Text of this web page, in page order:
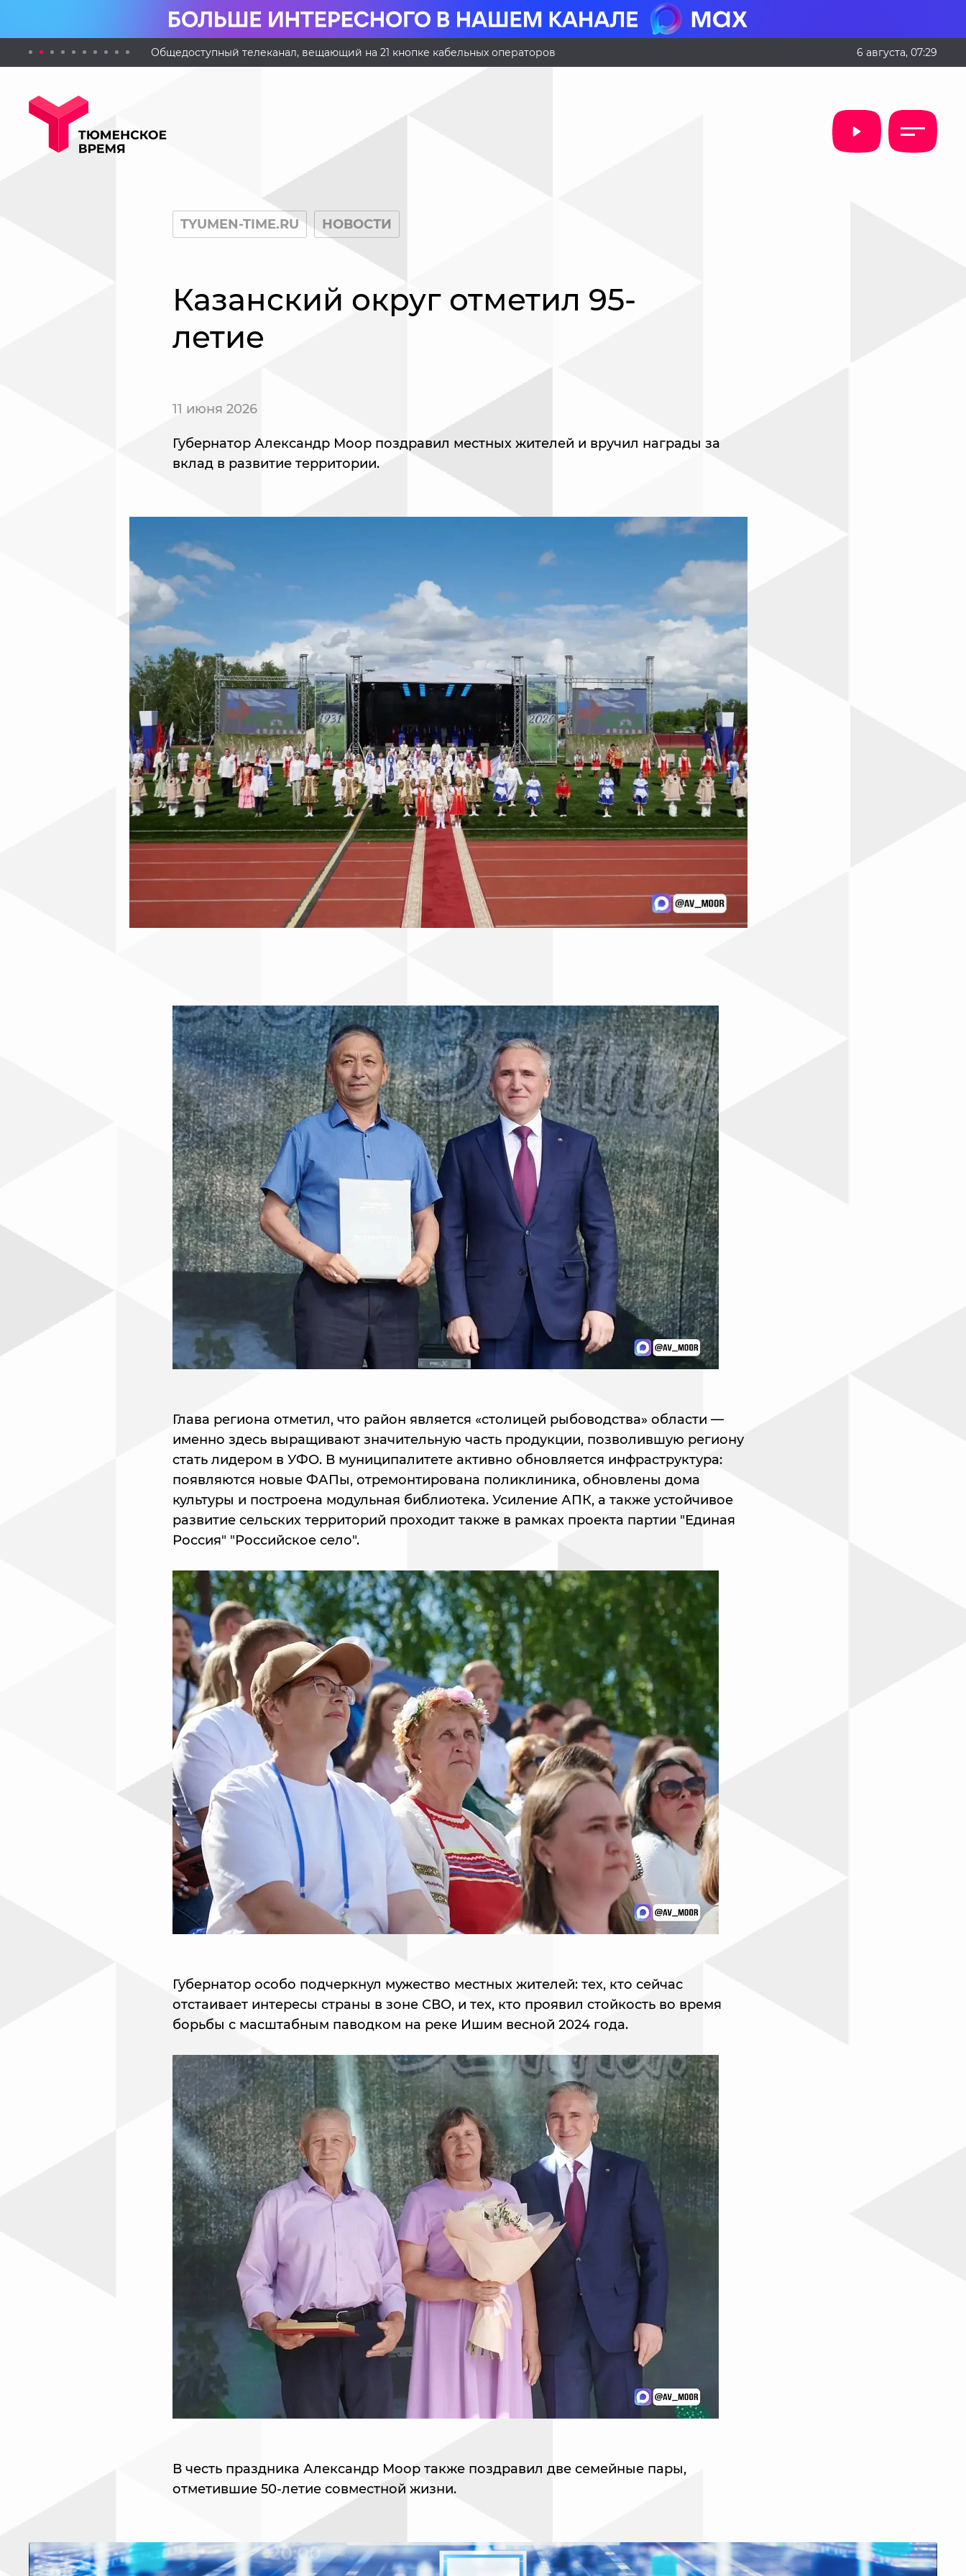
Общедоступный телеканал, вещающий на 21 кнопке кабельных операторов 6 августа, 07:29
TYUMEN-TIME.RU НОВОСТИ
Казанский округ отметил 95-
летие
11 июня 2026
Губернатор Александр Моор поздравил местных жителей и вручил награды за
вклад в развитие территории.
Глава региона отметил, что район является «столицей рыбоводства» области —
именно здесь выращивают значительную часть продукции, позволившую региону
стать лидером в УФО. В муниципалитете активно обновляется инфраструктура:
появляются новые ФАПы, отремонтирована поликлиника, обновлены дома
культуры и построена модульная библиотека. Усиление АПК, а также устойчивое
развитие сельских территорий проходит также в рамках проекта партии "Единая
Россия" "Российское село".
Губернатор особо подчеркнул мужество местных жителей: тех, кто сейчас
отстаивает интересы страны в зоне СВО, и тех, кто проявил стойкость во время
борьбы с масштабным паводком на реке Ишим весной 2024 года.
В честь праздника Александр Моор также поздравил две семейные пары,
отметившие 50-летие совместной жизни.